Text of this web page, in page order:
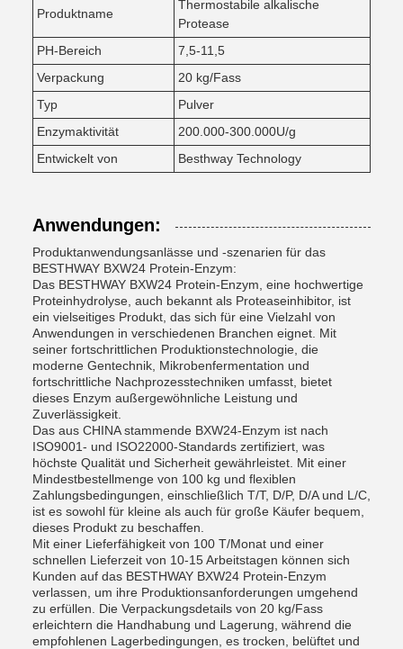
Produktname
Thermostabile alkalische
Protease
PH-Bereich
7,5-11,5
Verpackung
20 kg/Fass
Typ
Pulver
Enzymaktivität
200.000-300.000U/g
Entwickelt von
Besthway Technology
Anwendungen:
Produktanwendungsanlässe und -szenarien für das
BESTHWAY BXW24 Protein-Enzym:
Das BESTHWAY BXW24 Protein-Enzym, eine hochwertige
Proteinhydrolyse, auch bekannt als Proteaseinhibitor, ist
ein vielseitiges Produkt, das sich für eine Vielzahl von
Anwendungen in verschiedenen Branchen eignet. Mit
seiner fortschrittlichen Produktionstechnologie, die
moderne Gentechnik, Mikrobenfermentation und
fortschrittliche Nachprozesstechniken umfasst, bietet
dieses Enzym außergewöhnliche Leistung und
Zuverlässigkeit.
Das aus CHINA stammende BXW24-Enzym ist nach
ISO9001- und ISO22000-Standards zertifiziert, was
höchste Qualität und Sicherheit gewährleistet. Mit einer
Mindestbestellmenge von 100 kg und flexiblen
Zahlungsbedingungen, einschließlich T/T, D/P, D/A und L/C,
ist es sowohl für kleine als auch für große Käufer bequem,
dieses Produkt zu beschaffen.
Mit einer Lieferfähigkeit von 100 T/Monat und einer
schnellen Lieferzeit von 10-15 Arbeitstagen können sich
Kunden auf das BESTHWAY BXW24 Protein-Enzym
verlassen, um ihre Produktionsanforderungen umgehend
zu erfüllen. Die Verpackungsdetails von 20 kg/Fass
erleichtern die Handhabung und Lagerung, während die
empfohlenen Lagerbedingungen, es trocken, belüftet und